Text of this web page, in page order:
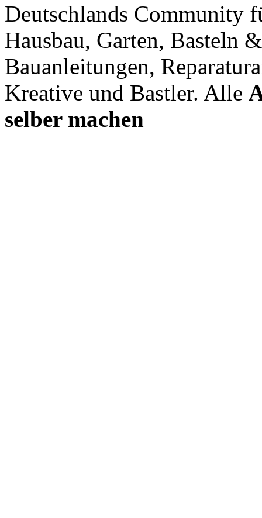
Deutschlands Community
Hausbau, Garten, Basteln
Bauanleitungen,
Kreative und Bastler. Alle
selber machen